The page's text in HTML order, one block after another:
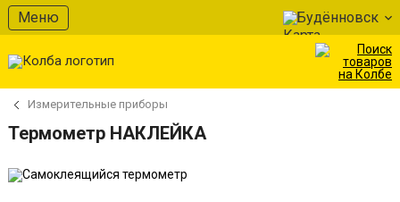
Меню Будённовск
Измерительные приборы
Термометр НАКЛЕЙКА
В избранное